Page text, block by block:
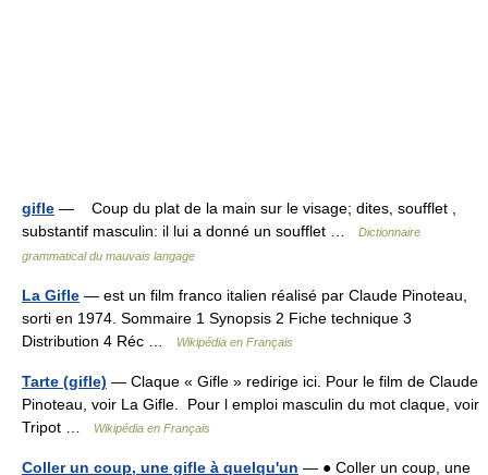
gifle — Coup du plat de la main sur le visage; dites, soufflet ,
substantif masculin: il lui a donné un soufflet …
Dictionnaire
grammatical du mauvais langage
La Gifle — est un film franco italien réalisé par Claude Pinoteau,
sorti en 1974. Sommaire 1 Synopsis 2 Fiche technique 3
Distribution 4 Réc …
Wikipédia en Français
Tarte (gifle) — Claque « Gifle » redirige ici. Pour le film de Claude
Pinoteau, voir La Gifle. Pour l emploi masculin du mot claque, voir
Tripot …
Wikipédia en Français
Coller un coup, une gifle à quelqu'un — ● Coller un coup, une